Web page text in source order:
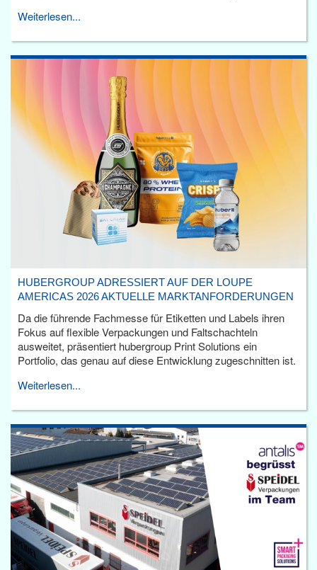
Weiterlesen...
HUBERGROUP ADRESSIERT AUF DER LOUPE
AMERICAS 2026 AKTUELLE MARKTANFORDERUNGEN
Da die führende Fachmesse für Etiketten und Labels ihren
Fokus auf flexible Verpackungen und Faltschachteln
ausweitet, präsentiert hubergroup Print Solutions ein
Portfolio, das genau auf diese Entwicklung zugeschnitten ist.
Weiterlesen...